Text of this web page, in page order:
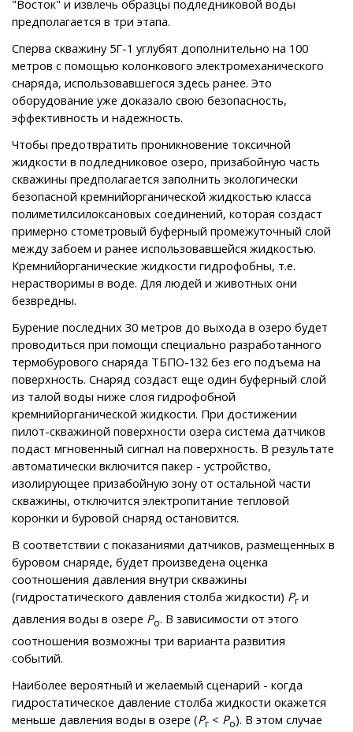
"Восток" и извлечь образцы подледниковой воды
предполагается в три этапа.
Сперва скважину 5Г-1 углубят дополнительно на 100
метров с помощью колонкового электромеханического
снаряда, использовавшегося здесь ранее. Это
оборудование уже доказало свою безопасность,
эффективность и надежность.
Чтобы предотвратить проникновение токсичной
жидкости в подледниковое озеро, призабойную часть
скважины предполагается заполнить экологически
безопасной кремнийорганической жидкостью класса
полиметилсилоксановых соединений, которая создаст
примерно стометровый буферный промежуточный слой
между забоем и ранее использовавшейся жидкостью.
Кремнийорганические жидкости гидрофобны, т.е.
нерастворимы в воде. Для людей и животных они
безвредны.
Бурение последних 30 метров до выхода в озеро будет
проводиться при помощи специально разработанного
термобурового снаряда ТБПО-132 без его подъема на
поверхность. Снаряд создаст еще один буферный слой
из талой воды ниже слоя гидрофобной
кремнийорганической жидкости. При достижении
пилот-скважиной поверхности озера система датчиков
подаст мгновенный сигнал на поверхность. В результате
автоматически включится пакер - устройство,
изолирующее призабойную зону от остальной части
скважины, отключится электропитание тепловой
коронки и буровой снаряд остановится.
В соответствии с показаниями датчиков, размещенных в
буровом снаряде, будет произведена оценка
соотношения давления внутри скважины
(гидростатического давления столба жидкости) Рг и
давления воды в озере Ро. В зависимости от этого
соотношения возможны три варианта развития
событий.
Наиболее вероятный и желаемый сценарий - когда
гидростатическое давление столба жидкости окажется
меньше давления воды в озере (Рг < Ро). В этом случае